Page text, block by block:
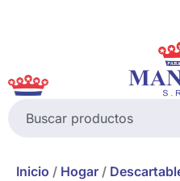
Inicio / Hogar /